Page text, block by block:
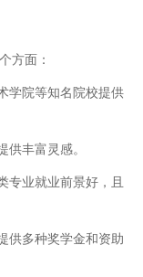
方面：
学院等知名院校提供
丰富灵感。
专业就业前景好，且
供多种奖学金和资助